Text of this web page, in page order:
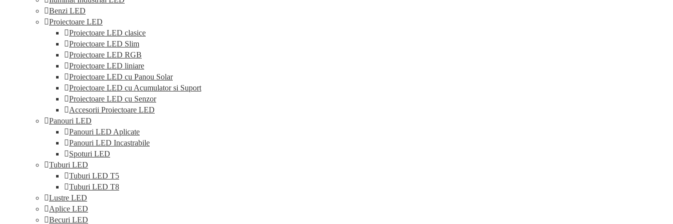
Benzi LED
Proiectoare LED
Proiectoare LED clasice
Proiectoare LED Slim
Proiectoare LED RGB
Proiectoare LED liniare
Proiectoare LED cu Panou Solar
Proiectoare LED cu Acumulator si Suport
Proiectoare LED cu Senzor
Accesorii Proiectoare LED
Panouri LED
Panouri LED Aplicate
Panouri LED Incastrabile
Spoturi LED
Tuburi LED
Tuburi LED T5
Tuburi LED T8
Lustre LED
Aplice LED
Becuri LED